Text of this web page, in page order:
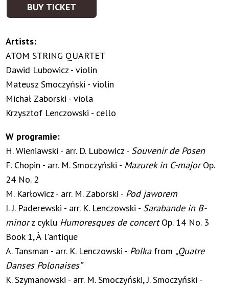
BUY TICKET
Artists:
ATOM STRING QUARTET
Dawid Lubowicz - violin
Mateusz Smoczyński - violin
Michał Zaborski - viola
Krzysztof Lenczowski - cello
W programie:
H. Wieniawski - arr. D. Lubowicz - Souvenir de Posen
F. Chopin - arr. M. Smoczyński - Mazurek in C-majorOp.
24 No. 2
M. Karłowicz - arr. M. Zaborski - Pod jaworem
I. J. Paderewski - arr. K. Lenczowski - Sarabande in B-
minorz cyklu Humoresques de concertOp. 14 No. 3
Book 1, À l'antique
A. Tansman - arr. K. Lenczowski - Polka from „Quatre
Danses Polonaises”
K. Szymanowski - arr. M. Smoczyński, J. Smoczyński -